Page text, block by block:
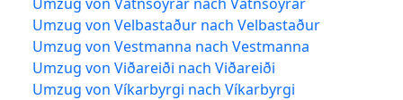
Umzug von Velbastaður nach Velbastaður
Umzug von Vestmanna nach Vestmanna
Umzug von Viðareiði nach Viðareiði
Umzug von Víkarbyrgi nach Víkarbyrgi